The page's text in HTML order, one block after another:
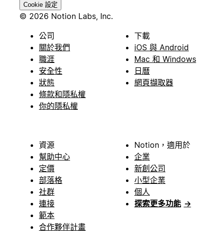
Cookie 設定
© 2026 Notion Labs, Inc.
公司
關於我們
職涯
安全性
狀態
條款和隱私權
你的隱私權
下載
iOS 與 Android
Mac 和 Windows
日曆
網頁擷取器
資源
幫助中心
定價
部落格
社群
連接
範本
合作夥伴計畫
Notion，適用於
企業
新創公司
小型企業
個人
探索更多功能 →